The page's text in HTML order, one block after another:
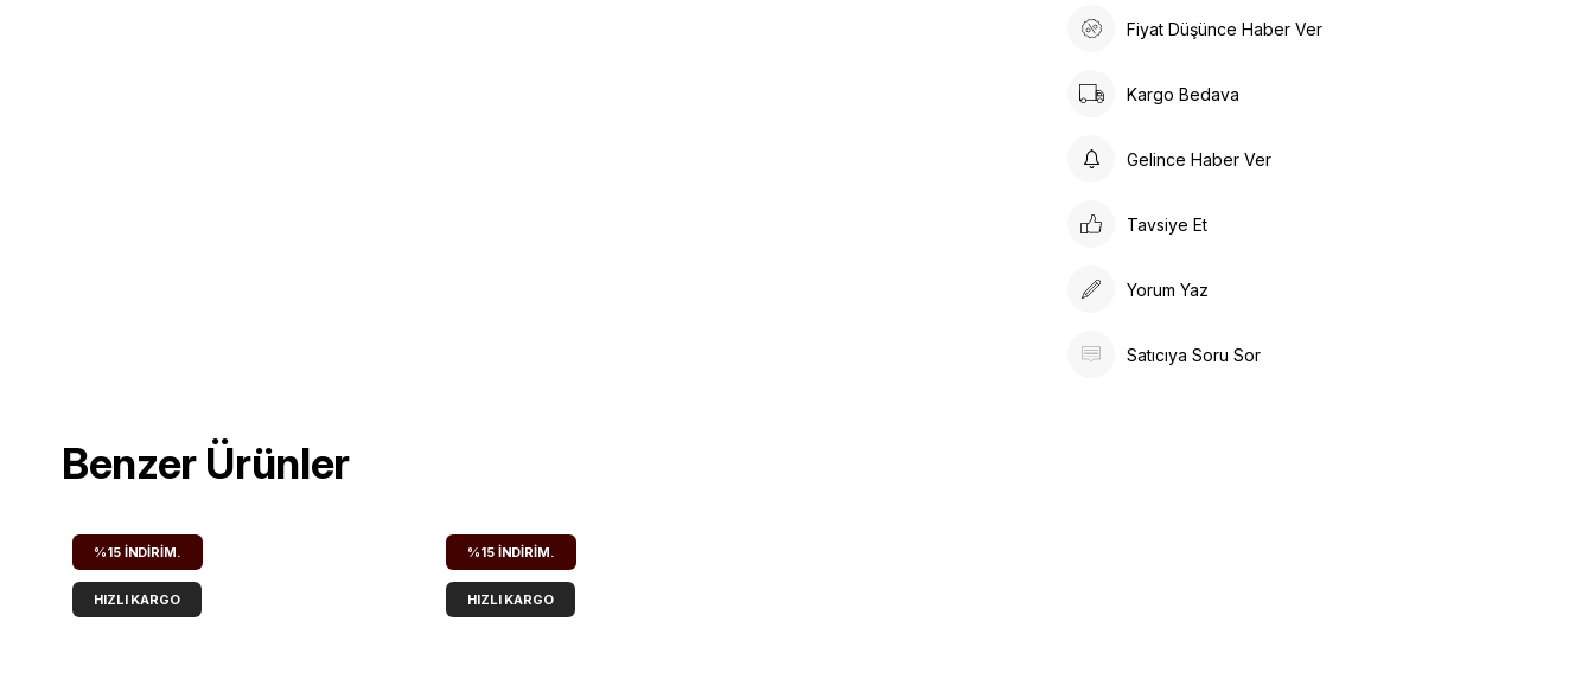
Fiyat Düşünce Haber Ver
Kargo Bedava
Gelince Haber Ver
Tavsiye Et
Yorum Yaz
Satıcıya Soru Sor
Benzer Ürünler
%15 İNDIRIM.
HIZLI KARGO
%15 İNDIRIM.
HIZLI KARGO